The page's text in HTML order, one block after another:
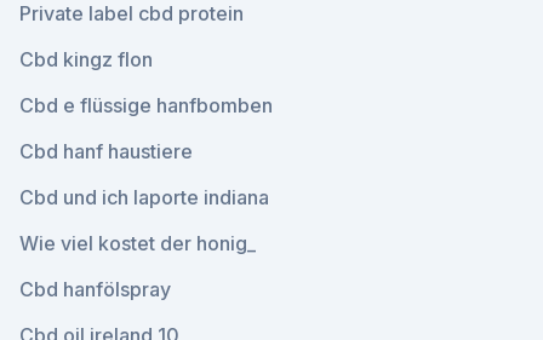
Private label cbd protein
Cbd kingz flon
Cbd e flüssige hanfbomben
Cbd hanf haustiere
Cbd und ich laporte indiana
Wie viel kostet der honig_
Cbd hanfölspray
Cbd oil ireland 10